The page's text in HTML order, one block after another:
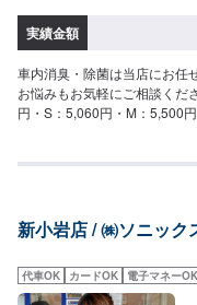
実績金額
車内消臭・除菌は当店にお任
お悩みもお気軽にご相談くだ
円・S：5,060円・M：5,500
利用ください！アプリDLで
新小岩店 / ㈱ソニッ
代車OK カードOK 電子マネーOK